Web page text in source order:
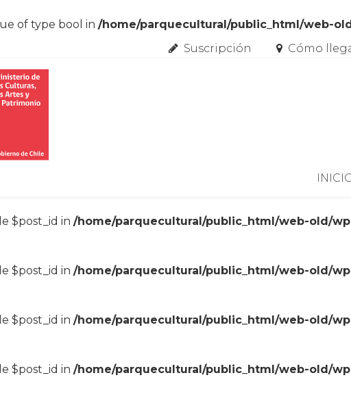
of type bool in /home/parquecultural/public_html/web-
Suscripción
Cómo
$post_id in/home/parquecultural/public_html/web-old/
$post_id in/home/parquecultural/public_html/web-old/
$post_id in/home/parquecultural/public_html/web-old/
$post_id in/home/parquecultural/public_html/web-old/